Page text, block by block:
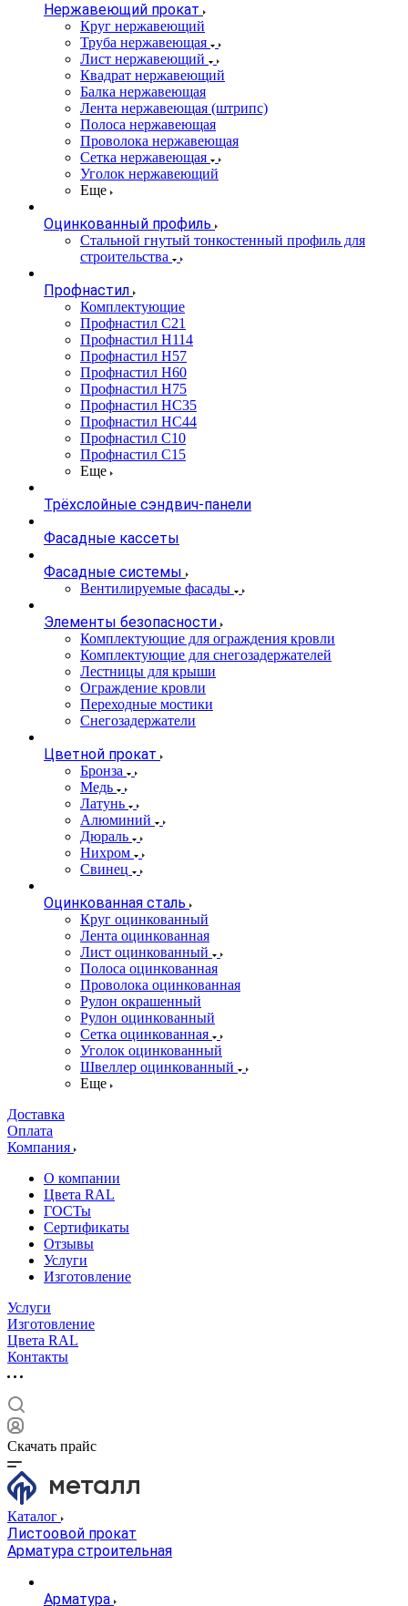
Нержавеющий прокат
Круг нержавеющий
Труба нержавеющая
Лист нержавеющий
Квадрат нержавеющий
Балка нержавеющая
Лента нержавеющая (штрипс)
Полоса нержавеющая
Проволока нержавеющая
Сетка нержавеющая
Уголок нержавеющий
Еще
Оцинкованный профиль
Стальной гнутый тонкостенный профиль для
строительства
Профнастил
Комплектующие
Профнастил C21
Профнастил Н114
Профнастил Н57
Профнастил Н60
Профнастил Н75
Профнастил НС35
Профнастил НС44
Профнастил С10
Профнастил С15
Еще
Трёхслойные сэндвич-панели
Фасадные кассеты
Фасадные системы
Вентилируемые фасады
Элементы безопасности
Комплектующие для ограждения кровли
Комплектующие для снегозадержателей
Лестницы для крыши
Ограждение кровли
Переходные мостики
Снегозадержатели
Цветной прокат
Бронза
Медь
Латунь
Алюминий
Дюраль
Нихром
Свинец
Оцинкованная сталь
Круг оцинкованный
Лента оцинкованная
Лист оцинкованный
Полоса оцинкованная
Проволока оцинкованная
Рулон окрашенный
Рулон оцинкованный
Сетка оцинкованная
Уголок оцинкованный
Швеллер оцинкованный
Еще
Доставка
Оплата
Компания
О компании
Цвета RAL
ГОСТы
Сертификаты
Отзывы
Услуги
Изготовление
Услуги
Изготовление
Цвета RAL
Контакты
Скачать прайс
Каталог
Листоовой прокат
Арматура строительная
Арматура